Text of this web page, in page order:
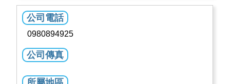
公司電話
0980894925
公司傳真